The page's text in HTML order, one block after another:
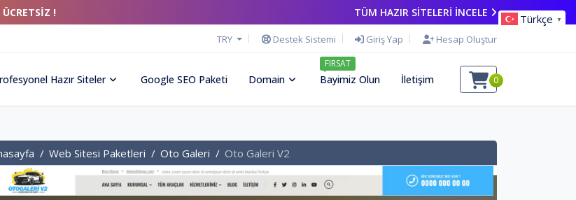
! TÜM HAZIR SİTELERİ İNCELE
TRY Destek Sistemi Giriş Yap Hesap Oluştur
Hazır Siteler Google SEO Paketi Domain
FIRSAT
Bayimiz Olun İletişim 0
Web Sitesi Paketleri Oto Galeri Oto Galeri V2
Türkçe ▼